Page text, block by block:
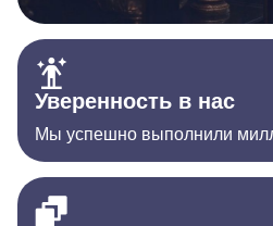
Уверенность в нас
Мы успешно выполнили